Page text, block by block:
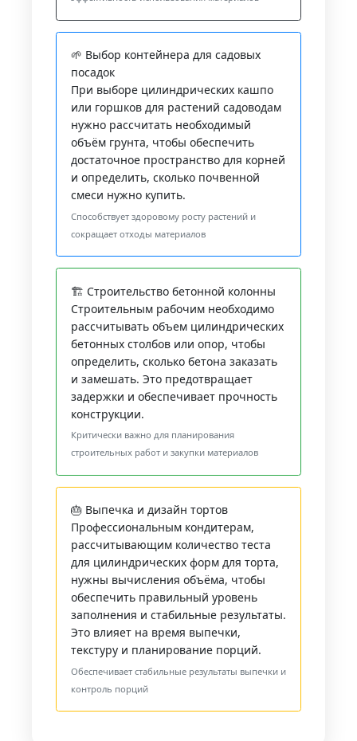
🌱 Выбор контейнера для садовых
посадок
При выборе цилиндрических кашпо
или горшков для растений садоводам
нужно рассчитать необходимый
объём грунта, чтобы обеспечить
достаточное пространство для корней
и определить, сколько почвенной
смеси нужно купить.
Способствует здоровому росту растений и
сокращает отходы материалов
🏗️ Строительство бетонной колонны
Строительным рабочим необходимо
рассчитывать объем цилиндрических
бетонных столбов или опор, чтобы
определить, сколько бетона заказать
и замешать. Это предотвращает
задержки и обеспечивает прочность
конструкции.
Критически важно для планирования
строительных работ и закупки материалов
🎂 Выпечка и дизайн тортов
Профессиональным кондитерам,
рассчитывающим количество теста
для цилиндрических форм для торта,
нужны вычисления объёма, чтобы
обеспечить правильный уровень
заполнения и стабильные результаты.
Это влияет на время выпечки,
текстуру и планирование порций.
Обеспечивает стабильные результаты выпечки и
контроль порций